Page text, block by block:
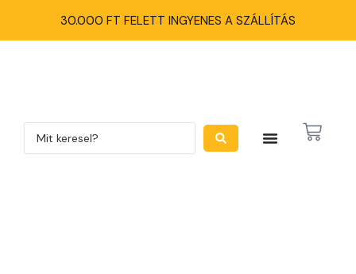
30.000 FT FELETT INGYENES A SZÁLLÍTÁS